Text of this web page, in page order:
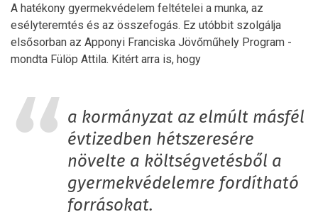
A hatékony gyermekvédelem feltételei a munka, az
esélyteremtés és az összefogás. Ez utóbbit szolgálja
elsősorban az Apponyi Franciska Jövőműhely Program -
mondta Fülöp Attila. Kitért arra is, hogy
a kormányzat az elmúlt másfél
évtizedben hétszeresére
növelte a költségvetésből a
gyermekvédelemre fordítható
forrásokat.